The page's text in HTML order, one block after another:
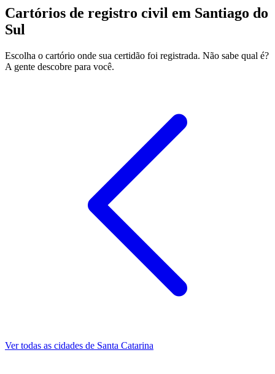
Cartórios de registro civil em Santiago do
Sul
Escolha o cartório onde sua certidão foi registrada. Não sabe qual é?
A gente descobre para você.
Ver todas as cidades de Santa Catarina